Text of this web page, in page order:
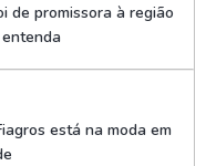
de promissora à região
está na moda em